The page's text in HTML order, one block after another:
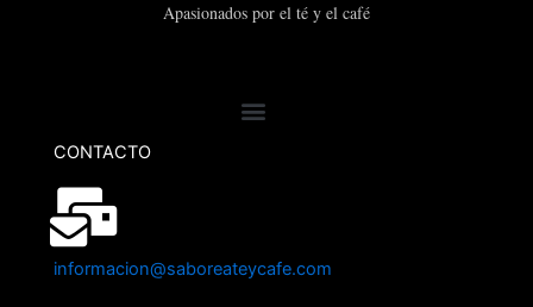
Apasionados por el té y el café
CONTACTO
informacion@saboreateycafe.com